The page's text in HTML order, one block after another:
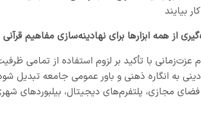
بیایند
از همه ابزارها برای نهادینه‌سازی مفاهیم قرآنی
عزت‌زمانی با تأکید بر لزوم استفاده از تمامی
به انگاره ذهنی و باور عمومی جامعه تبدیل
مجازی، پلتفرم‌های دیجیتال، بیلبوردهای